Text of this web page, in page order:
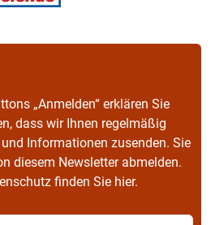
„Anmelden“ erklären Sie
dass wir Ihnen regelmäßig
Informationen zusenden. Sie
diesem Newsletter abmelden.
finden Sie hier.